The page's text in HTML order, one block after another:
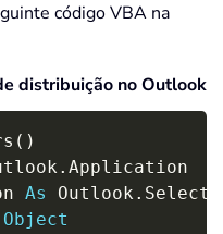
código VBA na
distribuição no Outlook
( )
. Application
As Outlook .
Object